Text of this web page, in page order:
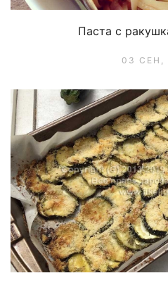
Паста с
03 СЕН,